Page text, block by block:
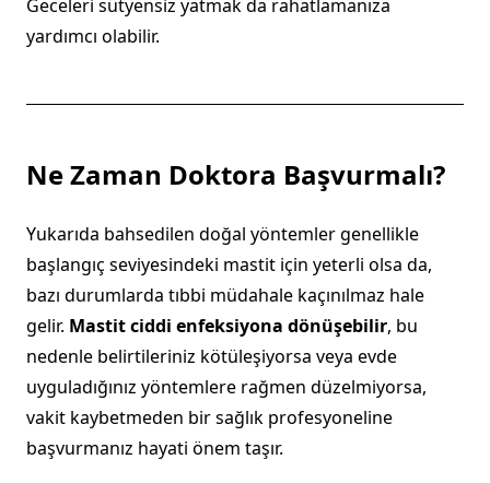
Geceleri sütyensiz yatmak da rahatlamanıza
yardımcı olabilir.
Ne Zaman Doktora Başvurmalı?
Yukarıda bahsedilen doğal yöntemler genellikle
başlangıç seviyesindeki mastit için yeterli olsa da,
bazı durumlarda tıbbi müdahale kaçınılmaz hale
gelir. Mastit ciddi enfeksiyona dönüşebilir, bu
nedenle belirtileriniz kötüleşiyorsa veya evde
uyguladığınız yöntemlere rağmen düzelmiyorsa,
vakit kaybetmeden bir sağlık profesyoneline
başvurmanız hayati önem taşır.